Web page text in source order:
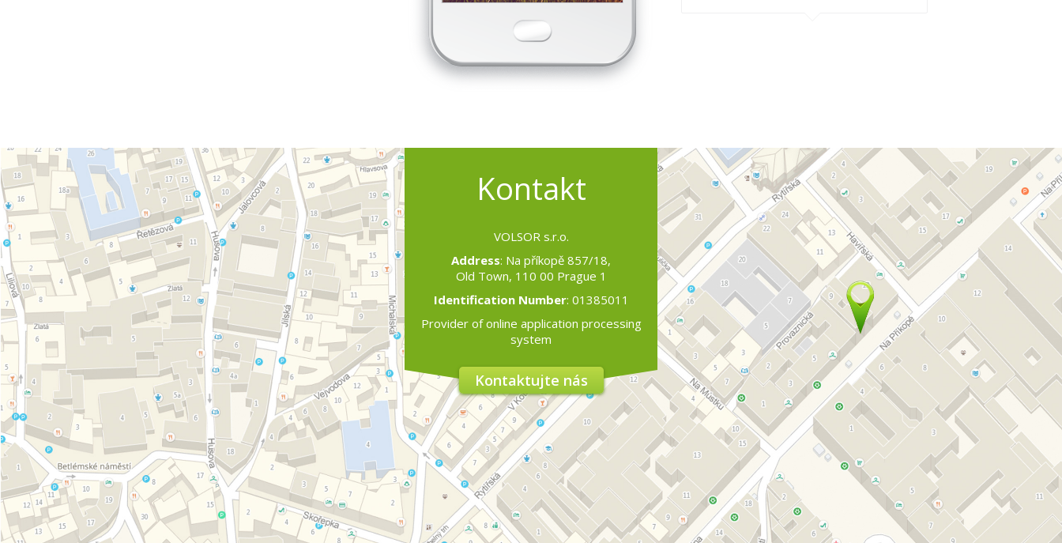
Kontakt
VOLSOR s.r.o.
Address: Na příkopě 857/18,
Old Town, 110 00 Prague 1
Identification Number: 01385011
Provider of online application processing
system
Kontaktujte nás